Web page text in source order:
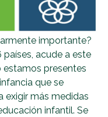
importante?
países, acude a este
presentes
que se
exigir más medidas
infantil. Se